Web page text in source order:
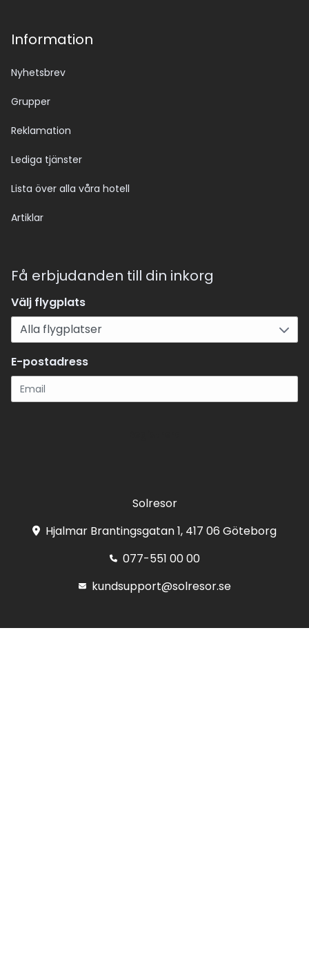
Information
Nyhetsbrev
Grupper
Reklamation
Lediga tjänster
Lista över alla våra hotell
Artiklar
Få erbjudanden till din inkorg
Välj flygplats
E-postadress
Solresor
Hjalmar Brantingsgatan 1, 417 06 Göteborg
077-551 00 00
kundsupport@solresor.se